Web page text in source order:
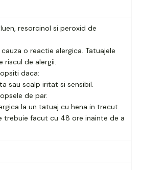
resorcinol si peroxid de
o reactie alergica. Tatuajele
de alergii.
daca:
sau scalp iritat si sensibil.
de par.
la un tatuaj cu hena in trecut.
trebuie facut cu 48 ore inainte de a